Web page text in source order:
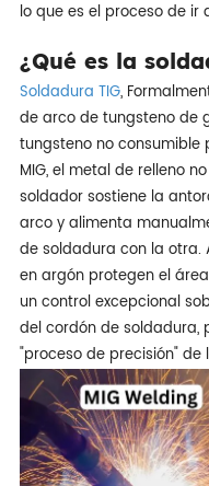
lo que es el proceso de ir
¿Qué es la
Soldadura TIG,
de arco de tungsteno de
tungsteno no
MIG, el metal de relleno
soldador sostiene la
arco y alimenta
de soldadura con la otra.
en argón protegen el
un control excepcional
del cordón de soldadura,
"proceso de precisión" de